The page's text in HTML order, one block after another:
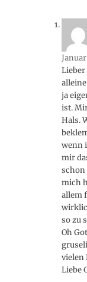
ja
ist.
Hals.
wenn
mir
schon
mich
allem
so zu
Oh
vielen
Liebe